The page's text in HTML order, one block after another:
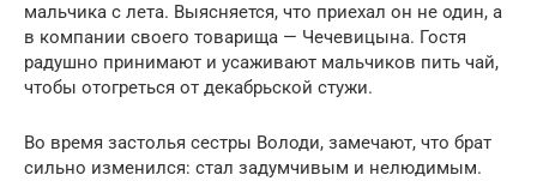
мальчика с лета. Выясняется, что приехал он не один, а
в компании своего товарища — Чечевицына. Гостя
радушно принимают и усаживают мальчиков пить чай,
чтобы отогреться от декабрьской стужи.
Во время застолья сестры Володи, замечают, что брат
сильно изменился: стал задумчивым и нелюдимым.